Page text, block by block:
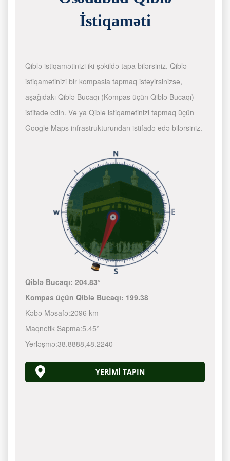
İstiqaməti
Qiblə istiqamətinizi iki şəkildə tapa bilərsiniz. Qiblə
istiqamətinizi bir kompasla tapmaq istəyirsinizsə,
aşağıdakı Qiblə Bucaqı (Kompas üçün Qiblə Bucaqı)
istifadə edin. Və ya Qiblə istiqamətinizi tapmaq üçün
Google Maps infrastrukturundan istifadə edə bilərsiniz.
Qiblə Bucaqı:204.83°
Kompas üçün Qiblə Bucaqı: 199.38
Kəbə Məsafə:2096 km
Maqnetik Sapma:5.45°
Yerləşmə:38.8888,48.2240
YERIMI TAPIN